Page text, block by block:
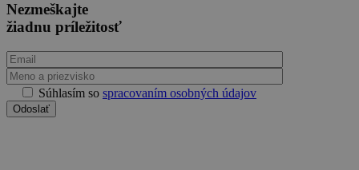
Nezmeškajte
žiadnu príležitosť
Súhlasím so spracovaním osobných údajov
Odoslať